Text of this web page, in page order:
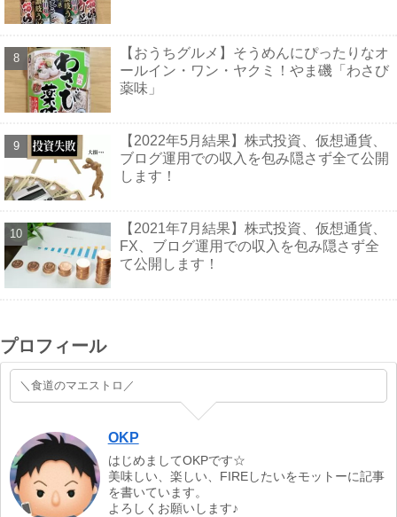
【おうちグルメ】そうめんにぴったりなオ
ールイン・ワン・ヤクミ！やま磯「わさび
薬味」
【2022年5月結果】株式投資、仮想通貨、
ブログ運用での収入を包み隠さず全て公開
します！
【2021年7月結果】株式投資、仮想通貨、
FX、ブログ運用での収入を包み隠さず全
て公開します！
プロフィール
＼食道のマエストロ／
OKP
はじめましてOKPです☆
美味しい、楽しい、FIREしたいをモットーに記事
を書いています。
よろしくお願いします♪